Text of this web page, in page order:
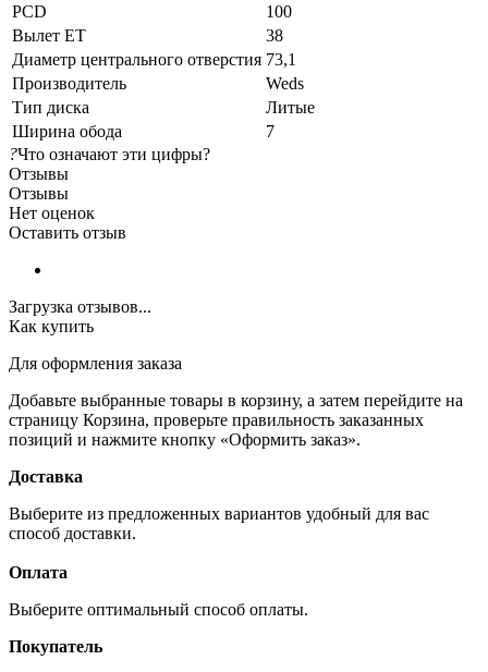
PCD
100
Вылет ET
38
Диаметр центрального отверстия 73,1
Производитель
Weds
Тип диска
Литые
Ширина обода
7
?Что означают эти цифры?
Отзывы
Отзывы
Нет оценок
Оставить отзыв
Загрузка отзывов...
Как купить
Для оформления заказа
Добавьте выбранные товары в корзину, а затем перейдите на
страницу Корзина, проверьте правильность заказанных
позиций и нажмите кнопку «Оформить заказ».
Доставка
Выберите из предложенных вариантов удобный для вас
способ доставки.
Оплата
Выберите оптимальный способ оплаты.
Покупатель